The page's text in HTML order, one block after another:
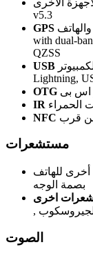
v5.3
GPS
with dual-
QZSS
USB
Lightning,
OTG اس بى
IR الحمراء
NFC عن قرب
مستشعرات
للهاتف
بصمة الوجه
اخرى
الصوت